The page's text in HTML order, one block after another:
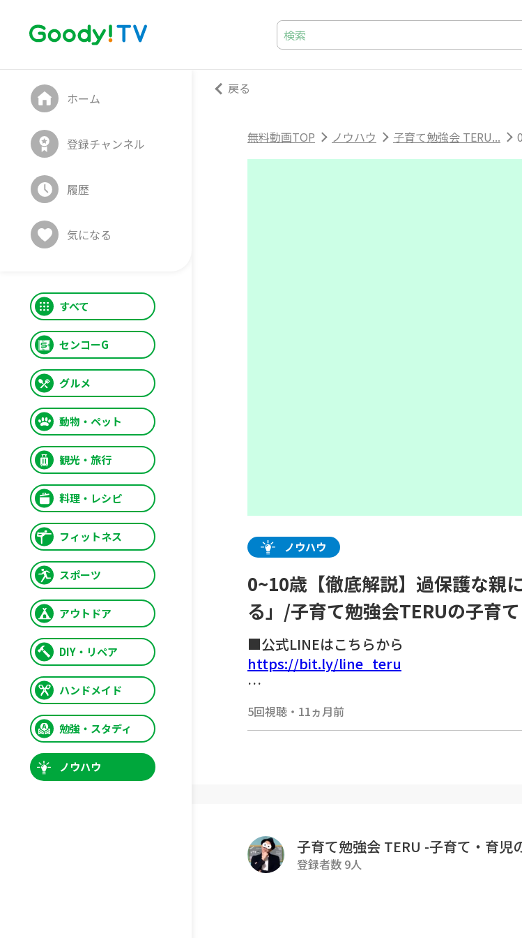
ホーム
登録チャンネル
履歴
気になる
すべて
センコーG
グルメ
動物・ペット
観光・旅行
料理・レシピ
フィットネス
スポーツ
アウトドア
DIY・リペア
ハンドメイド
勉強・スタディ
ノウハウ
戻る
無料動画TOP ノウハウ 子育て勉強会 TERU...
ノウハウ
0~10歳【徹底解説】過保護な親
る」/子育て勉強会TERUの子育
■公式LINEはこちらから
https://bit.ly/line_teru
■TERU先生の動画教室
https://teru-education.com/pages/
3~8歳対象の月額1,100円で始める幼児教
礎づくり、さらに心の成長ややるべきこ
コメント欄にご質問下さい😊
▼TERUのSNS等の活動一覧
5回視聴 ・ 11ヵ月前
子育て勉強会 TERU -子育て・育児
登録者数 9人